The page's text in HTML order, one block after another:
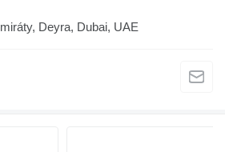
Deyra, Dubai, UAE